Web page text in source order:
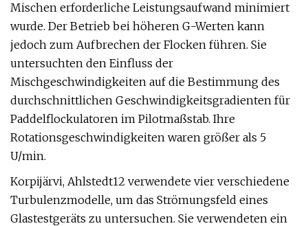
Mischen erforderliche Leistungsaufwand minimiert
wurde. Der Betrieb bei höheren G-Werten kann
jedoch zum Aufbrechen der Flocken führen. Sie
untersuchten den Einfluss der
Mischgeschwindigkeiten auf die Bestimmung des
durchschnittlichen Geschwindigkeitsgradienten für
Paddelflockulatoren im Pilotmaßstab. Ihre
Rotationsgeschwindigkeiten waren größer als 5
U/min.
Korpijärvi, Ahlstedt12 verwendete vier verschiedene
Turbulenzmodelle, um das Strömungsfeld eines
Glastestgeräts zu untersuchen. Sie verwendeten ein